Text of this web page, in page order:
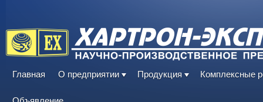
Главная О предприятии Продукция Комплексные